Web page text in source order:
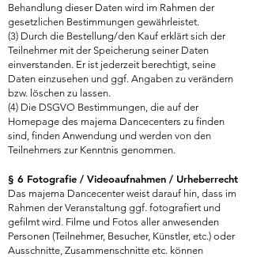
Behandlung dieser Daten wird im Rahmen der
gesetzlichen Bestimmungen gewährleistet.
(3) Durch die Bestellung/den Kauf erklärt sich der
Teilnehmer mit der Speicherung seiner Daten
einverstanden. Er ist jederzeit berechtigt, seine
Daten einzusehen und ggf. Angaben zu verändern
bzw. löschen zu lassen.
(4) Die DSGVO Bestimmungen, die auf der
Homepage des majema Dancecenters zu finden
sind, finden Anwendung und werden von den
Teilnehmers zur Kenntnis genommen.
§ 6 Fotografie / Videoaufnahmen / Urheberrecht
Das majema Dancecenter weist darauf hin, dass im
Rahmen der Veranstaltung ggf. fotografiert und
gefilmt wird. Filme und Fotos aller anwesenden
Personen (Teilnehmer, Besucher, Künstler, etc.) oder
Ausschnitte, Zusammenschnitte etc. können